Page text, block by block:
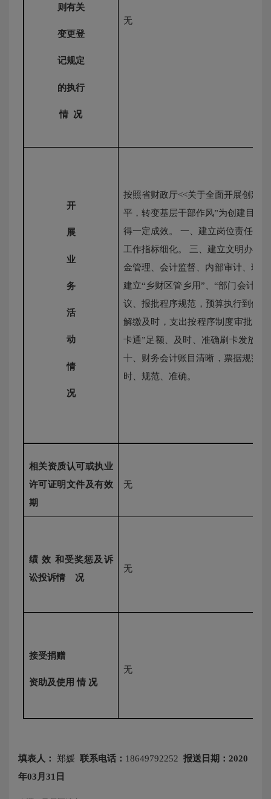
则有关
变更登
记规定
的执行
情 况
无
开
展
业
务
活
动
情
况
按照省财政厅<<关于全面开展创建
平，转变基层干部作风”为创建目标
得一定成效。 一、建立岗位责任制
工作指标细化。 三、建立文明办公
金管理、会计监督、内部审计、现
建立“乡财区管乡用”、“部门会计集
议、报批程序规范，预算执行到位
解缴及时，支出按程序制度审批，
卡通”足额、及时、准确刷卡发放
十、财务会计账目清晰，票据规范
时、规范、准确。
相关资质认可或执业
许可证明文件及有效
期
无
绩 效 和受奖惩及诉
讼投诉情
况
无
接受捐赠
资助及使用 情 况
无
填表人：郑媛 联系电话： 18649792252 报送日期： 2020
年03 月31 日